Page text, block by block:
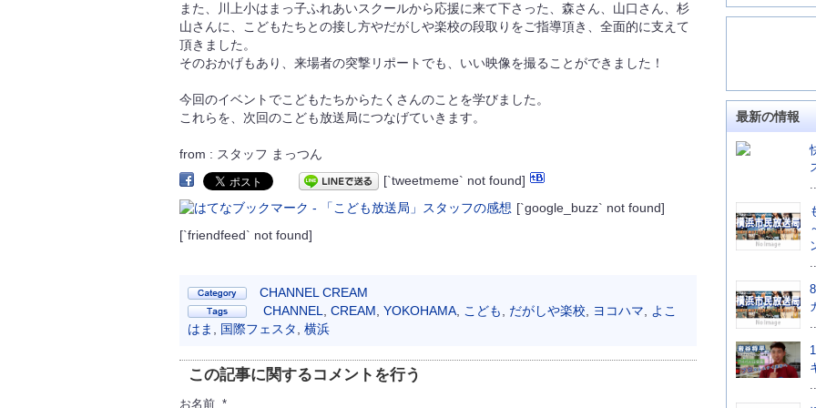
また、川上小はまっ子ふれあいスクールから応援に来て下さった、森さん、山口さん、杉
山さんに、こどもたちとの接し方やだがしや楽校の段取りをご指導頂き、全面的に支えて
頂きました。
そのおかげもあり、来場者の突撃リポートでも、いい映像を撮ることができました！
今回のイベントでこどもたちからたくさんのことを学びました。
これらを、次回のこども放送局につなげていきます。
from : スタッフ まっつん
[`tweetmeme` not found]
[`google_buzz` not found]
[`friendfeed` not found]
CHANNEL CREAM
CHANNEL
CREAM YOKOHAMA こども だがしや楽校 ヨコハマ
よこ
はま
国際フェスタ 横浜
この記事に関するコメントを行う
お名前 *
最新の情報